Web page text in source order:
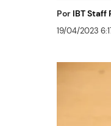
Por IBT Staff
19/04/2023